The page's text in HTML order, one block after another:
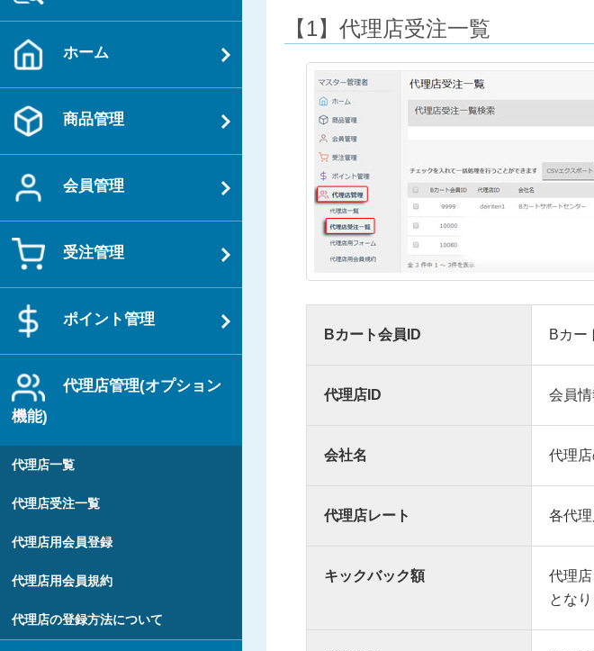
ホーム
商品管理
会員管理
受注管理
ポイント管理
代理店管理(オプション
機能)
代理店一覧
代理店受注一覧
代理店用会員登録
代理店用会員規約
代理店の登録方法について
【1】代理店受注一覧
Bカート会員ID Bカー
代理店ID 会員
会社名 代理店
代理店レート 各代
キックバック額 代理
となり